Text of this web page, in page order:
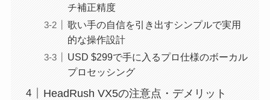
チ補正精度
歌い手の自信を引き出すシンプルで実用
的な操作設計
USD $299で手に入るプロ仕様のボーカル
プロセッシング
HeadRush VX5の注意点・デメリット